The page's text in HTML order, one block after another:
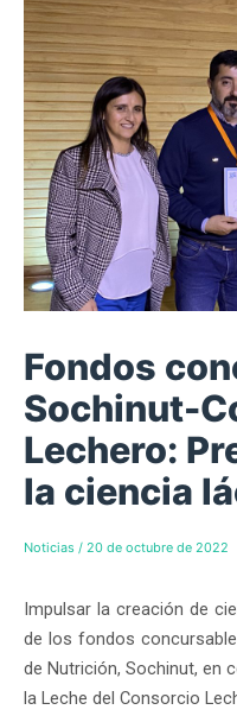
Fondos
Sochinut-
Lechero:
la ciencia
Noticias / 20 de octubre de 2022
Impulsar la creación de
de los fondos
de Nutrición, Sochinut, en
la Leche del Consorcio